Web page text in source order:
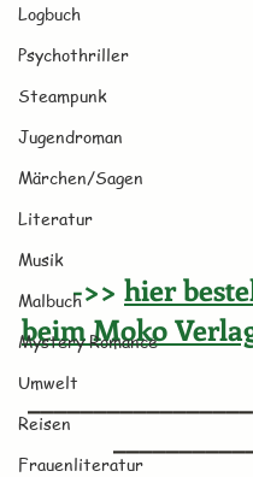
Logbuch
Psychothriller
Steampunk
Jugendroman
Märchen/Sagen
Literatur
Musik
Malbuch
Mystery Romance
Umwelt
Reisen
Frauenliteratur
->> hier
beim Moko